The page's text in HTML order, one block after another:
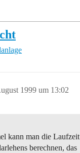
1999 um 13:02
kann man die Laufzeit
berechnen, das